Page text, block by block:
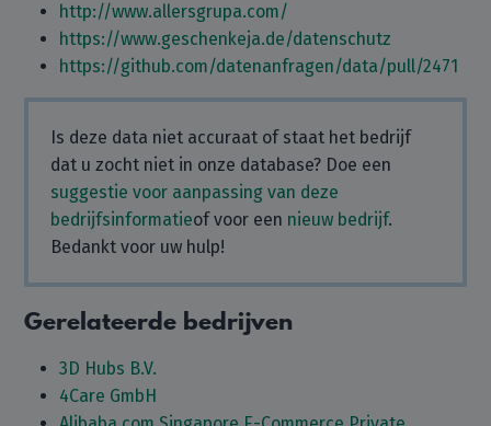
http://www.allersgrupa.com/
https://www.geschenkeja.de/datenschutz
https://github.com/datenanfragen/data/pull/2471
Is deze data niet accuraat of staat het bedrijf
dat u zocht niet in onze database? Doe een
suggestie voor aanpassing van deze
bedrijfsinformatieof voor een nieuw bedrijf.
Bedankt voor uw hulp!
Gerelateerde bedrijven
3D Hubs B.V.
4Care GmbH